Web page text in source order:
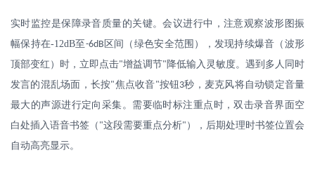
实时监控是保障录音质量的关键。会议进行中，注意观察波形图振
幅保持在-12dB至 -6dB 区间（绿色安全范围），发现持续爆音（波形
顶部变红）时，立即点击"增益调节" 降低输入灵敏度。遇到多人同时
发言的混乱场面，长按"焦点收音"按钮3秒，麦克风将自动锁定音量
最大的声源进行定向采集。需要临时标注重点时，双击录音界面空
白处插入语音书签（ "这段需要重点分析" ），后期处理时书签位置会
自动高亮显示。